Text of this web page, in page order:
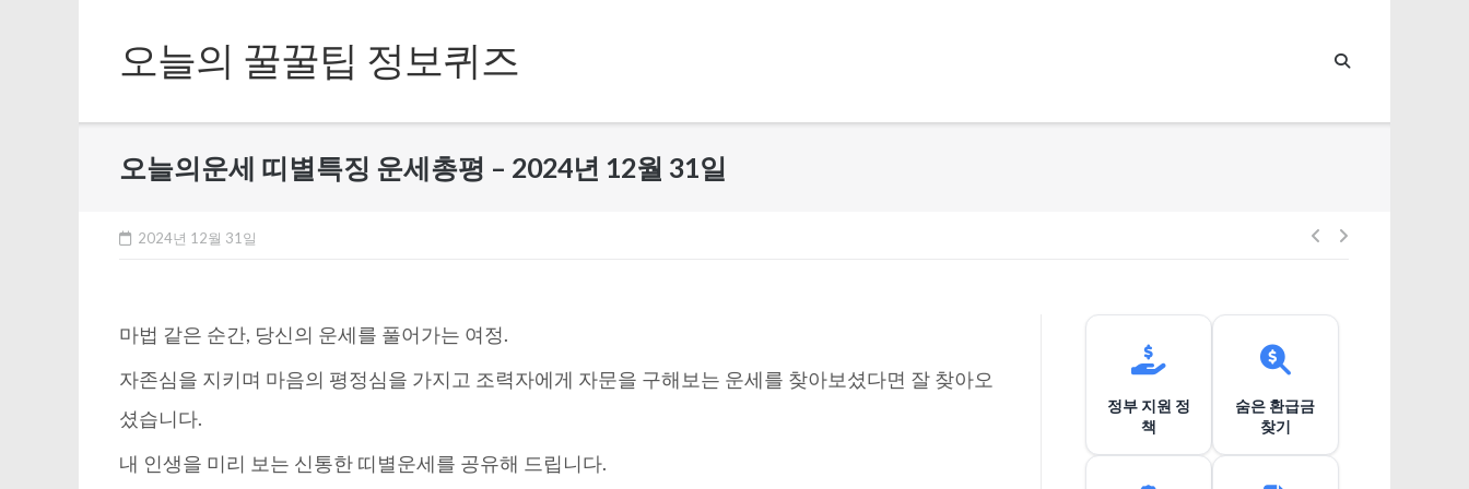
content오늘의 꿀꿀팁 정보퀴즈
오늘의운세 띠별특징 운세총평 – 2024년 12월 31일
2024년 12월 31일
글
게
이
마법 같은 순간, 당신의 운세를 풀어가는 여정.
자존심을 지키며 마음의 평정심을 가지고 조력자에게 자문을 구해보는 운세를 찾아보셨다면 잘 찾아오
셨습니다.
내 인생을 미리 보는 신통한 띠별운세를 공유해 드립니다.
정부 지원 정
책
숨은 환급금
찾기